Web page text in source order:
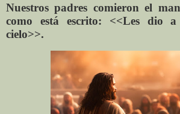
Nuestros padres comieron el
como está escrito: <<Les dio
cielo>>.